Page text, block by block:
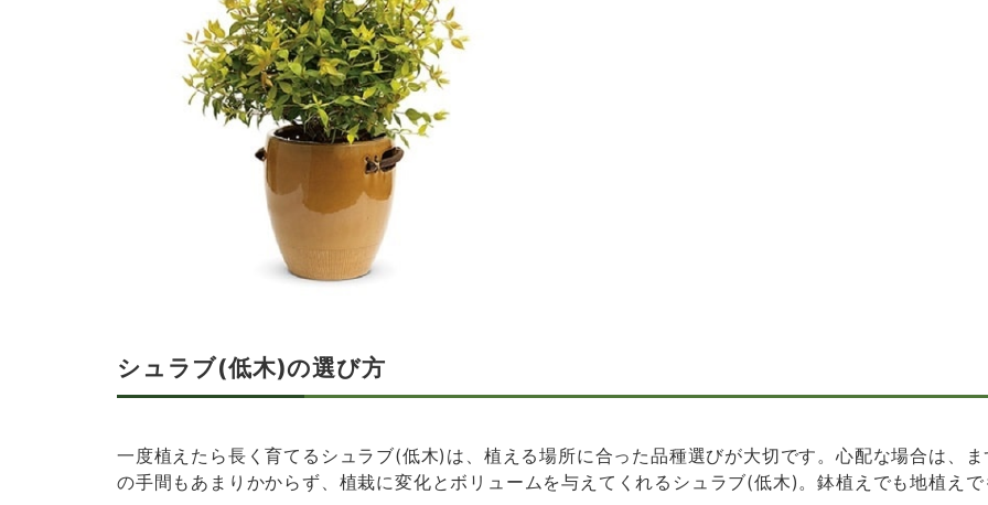
シュラブ(低木)の選び方
一度植えたら長く育てるシュラブ(低木)は、植える場所に合った品種選びが大切です。心配な場合は、
の手間もあまりかからず、植栽に変化とボリュームを与えてくれるシュラブ(低木)。鉢植えでも地植え